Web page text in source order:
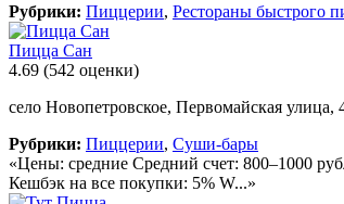
Рубрики: Пиццерии, Рестораны быстрого
Пицца Сан
4.69 (542 оценки)
село Новопетровское, Первомайская улица,
Рубрики: Пиццерии, Суши-бары
«Цены: средние Средний счет: 800–1000
Кешбэк на все покупки: 5% W...»